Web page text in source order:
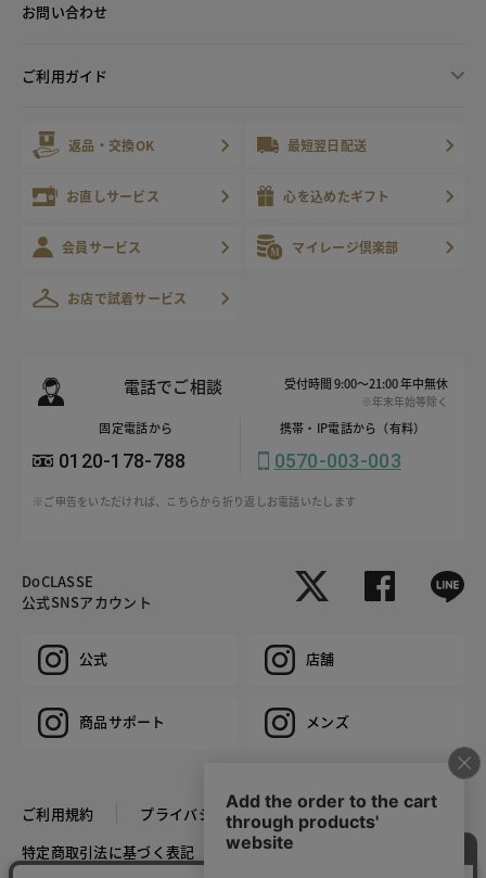
お問い合わせ
ご利用ガイド
返品・交換OK 最短翌日配送
お直しサービス 心を込めたギフト
会員サービス マイレージ倶楽部
お店で試着サービス
電話でご相談 受付時間 9:00～21:00 年中無休
※年末年始等除く
固定電話から
0120-178-788
携帯・IP電話から（有料）
0570-003-003
※ご申告をいただければ、こちらから折り返しお電話いたします
DoCLASSE
公式SNSアカウント
公式 店舗
商品サポート メンズ
ご利用規約
プライバシーポリシー
特定商取引法に基づく表記
推奨環境